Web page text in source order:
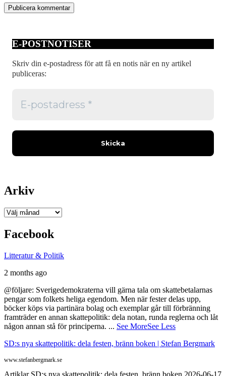
E-POSTNOTISER
Skriv din e-postadress för att få en notis när en ny artikel
publiceras:
Arkiv
Arkiv
Facebook
Litteratur & Politik
2 months ago
@följare: Sverigedemokraterna vill gärna tala om skattebetalarnas
pengar som folkets heliga egendom. Men när fester delas upp,
böcker köps via partinära bolag och exemplar går till förbränning
framträder en annan skattepolitik: dela notan, runda reglerna och låt
någon annan stå för principerna. ... See MoreSee Less
SD:s nya skattepolitik: dela festen, bränn boken | Stefan Bergmark
www.stefanbergmark.se